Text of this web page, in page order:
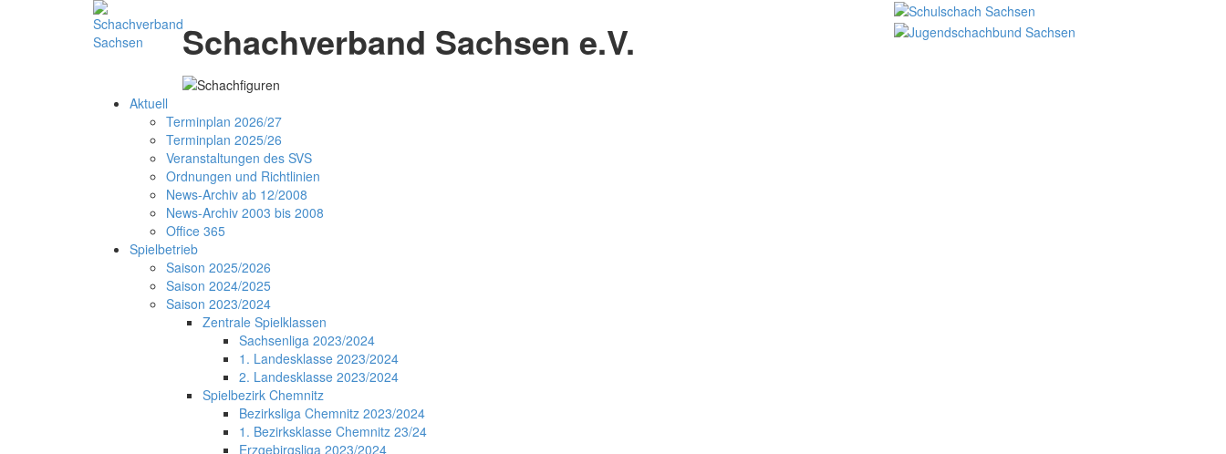
Schachverband Sachsen e.V.
Aktuell
Terminplan 2026/27
Terminplan 2025/26
Veranstaltungen des SVS
Ordnungen und Richtlinien
News-Archiv ab 12/2008
News-Archiv 2003 bis 2008
Office 365
Spielbetrieb
Saison 2025/2026
Saison 2024/2025
Saison 2023/2024
Zentrale Spielklassen
Sachsenliga 2023/2024
1. Landesklasse 2023/2024
2. Landesklasse 2023/2024
Spielbezirk Chemnitz
Bezirksliga Chemnitz 2023/2024
1. Bezirksklasse Chemnitz 23/24
Erzgebirgsliga 2023/2024